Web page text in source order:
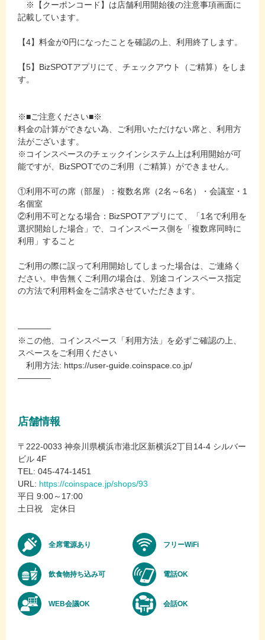
※【クーポンコード】は店舗利用開始後の注意事項画面に
記載しています。
【4】料金が0円になったことを確認の上、利用終了します。
【5】BizSPOTアプリにて、チェックアウト（ご精算）をしま
す。
※■ご注意ください■※
料金の計算ができない為、ご利用いただけない席と、利用方
法がございます。
※コインスペースのチェックインシステム上は利用開始が可
能ですが、BizSPOTでのご利用（ご精算）ができません。
①利用不可の席（部屋）：複数名席（2名～6名）・会議室・1
名個室
②利用不可となる場合：BizSPOTアプリにて、「1名で利用を
選択開始した場合」で、コインスペース側を「複数席同時に
利用」すること
ご利用の際に誤って利用開始してしまった場合は、ご連絡く
ださい。申告無くご利用の場合は、別途コインスペース指定
の方法で利用料金をご請求させていただきます。
――――
※この他、コインスペース「利用方法」を必ずご確認の上、
スペースをご利用ください
利用方法: https://user-guide.coinspace.co.jp/
――――
店舗情報
〒222-0033 神奈川県横浜市港北区新横浜2丁目14-4 シルバー
ビル 4F
TEL: 045-474-1451
URL: https://coinspace.jp/shops/93
平日 9:00～17:00
土日祝 定休日
全席電源あり フリーWiFi
飲食物持ち込み可 電話OK
WEB会議OK 会話OK